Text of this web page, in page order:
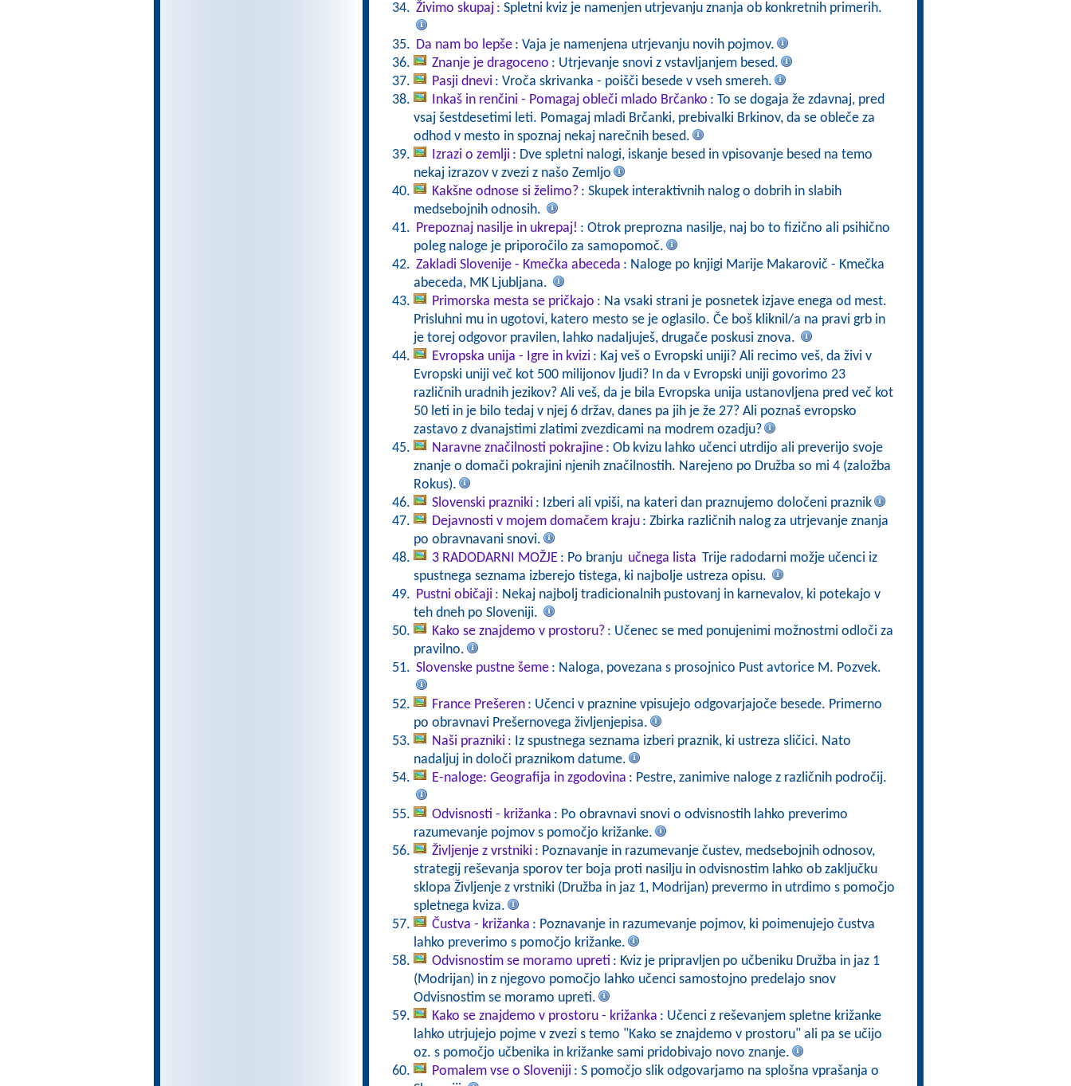
Živimo skupaj : Spletni kviz je namenjen utrjevanju znanja ob konkretnih primerih.
Da nam bo lepše : Vaja je namenjena utrjevanju novih pojmov.
Znanje je dragoceno : Utrjevanje snovi z vstavljanjem besed.
Pasji dnevi : Vroča skrivanka - poišči besede v vseh smereh.
Inkaš in renčini - Pomagaj obleči mlado Brčanko : To se dogaja že zdavnaj, pred
vsaj šestdesetimi leti. Pomagaj mladi Brčanki, prebivalki Brkinov, da se obleče za
odhod v mesto in spoznaj nekaj narečnih besed.
Izrazi o zemlji : Dve spletni nalogi, iskanje besed in vpisovanje besed na temo
nekaj izrazov v zvezi z našo Zemljo
Kakšne odnose si želimo? : Skupek interaktivnih nalog o dobrih in slabih
medsebojnih odnosih.
Prepoznaj nasilje in ukrepaj! : Otrok preprozna nasilje, naj bo to fizično ali psihično
poleg naloge je priporočilo za samopomoč.
Zakladi Slovenije - Kmečka abeceda : Naloge po knjigi Marije Makarovič - Kmečka
abeceda, MK Ljubljana.
Primorska mesta se pričkajo : Na vsaki strani je posnetek izjave enega od mest.
Prisluhni mu in ugotovi, katero mesto se je oglasilo. Če boš kliknil/a na pravi grb in
je torej odgovor pravilen, lahko nadaljuješ, drugače poskusi znova.
Evropska unija - Igre in kvizi : Kaj veš o Evropski uniji? Ali recimo veš, da živi v
Evropski uniji več kot 500 milijonov ljudi? In da v Evropski uniji govorimo 23
različnih uradnih jezikov? Ali veš, da je bila Evropska unija ustanovljena pred več kot
50 leti in je bilo tedaj v njej 6 držav, danes pa jih je že 27? Ali poznaš evropsko
zastavo z dvanajstimi zlatimi zvezdicami na modrem ozadju?
Naravne značilnosti pokrajine : Ob kvizu lahko učenci utrdijo ali preverijo svoje
znanje o domači pokrajini njenih značilnostih. Narejeno po Družba so mi 4 (založba
Rokus).
Slovenski prazniki : Izberi ali vpiši, na kateri dan praznujemo določeni praznik
Dejavnosti v mojem domačem kraju : Zbirka različnih nalog za utrjevanje znanja
po obravnavani snovi.
3 RADODARNI MOŽJE : Po branju učnega lista Trije radodarni možje učenci iz
spustnega seznama izberejo tistega, ki najbolje ustreza opisu.
Pustni običaji : Nekaj najbolj tradicionalnih pustovanj in karnevalov, ki potekajo v
teh dneh po Sloveniji.
Kako se znajdemo v prostoru? : Učenec se med ponujenimi možnostmi odloči za
pravilno.
Slovenske pustne šeme : Naloga, povezana s prosojnico Pust avtorice M. Pozvek.
France Prešeren : Učenci v praznine vpisujejo odgovarjajoče besede. Primerno
po obravnavi Prešernovega življenjepisa.
Naši prazniki : Iz spustnega seznama izberi praznik, ki ustreza sličici. Nato
nadaljuj in določi praznikom datume.
E-naloge: Geografija in zgodovina : Pestre, zanimive naloge z različnih področij.
Odvisnosti - križanka : Po obravnavi snovi o odvisnostih lahko preverimo
razumevanje pojmov s pomočjo križanke.
Življenje z vrstniki : Poznavanje in razumevanje čustev, medsebojnih odnosov,
strategij reševanja sporov ter boja proti nasilju in odvisnostim lahko ob zaključku
sklopa Življenje z vrstniki (Družba in jaz 1, Modrijan) prevermo in utrdimo s pomočjo
spletnega kviza.
Čustva - križanka : Poznavanje in razumevanje pojmov, ki poimenujejo čustva
lahko preverimo s pomočjo križanke.
Odvisnostim se moramo upreti : Kviz je pripravljen po učbeniku Družba in jaz 1
(Modrijan) in z njegovo pomočjo lahko učenci samostojno predelajo snov
Odvisnostim se moramo upreti.
Kako se znajdemo v prostoru - križanka : Učenci z reševanjem spletne križanke
lahko utrjujejo pojme v zvezi s temo "Kako se znajdemo v prostoru" ali pa se učijo
oz. s pomočjo učbenika in križanke sami pridobivajo novo znanje.
Pomalem vse o Sloveniji : S pomočjo slik odgovarjamo na splošna vprašanja o